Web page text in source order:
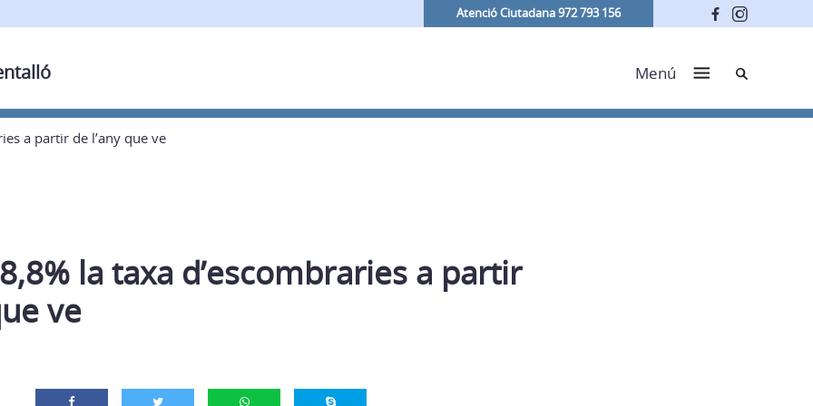
Atenció Ciutadana 972 793 156
Menú Cerca
a partir de l’any que ve
la taxa d’escombraries a partir
ve